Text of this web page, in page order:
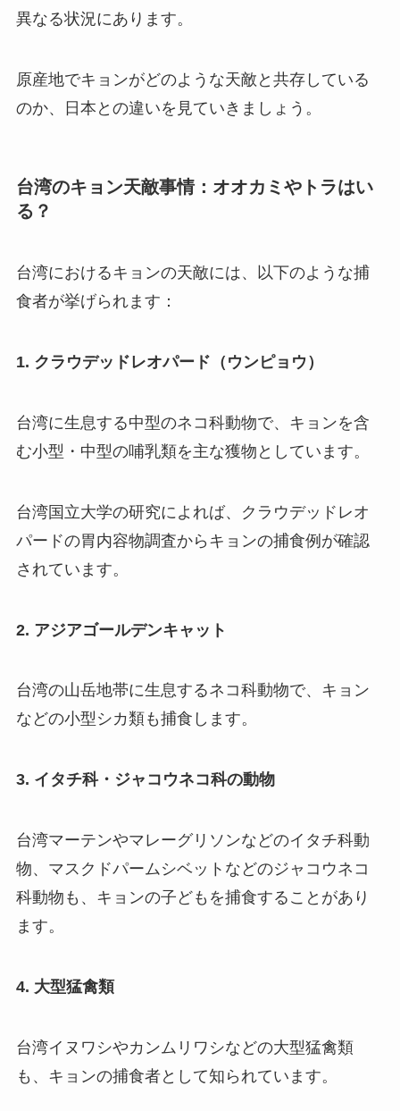
異なる状況にあります。
原産地でキョンがどのような天敵と共存している
のか、日本との違いを見ていきましょう。
台湾のキョン天敵事情：オオカミやトラはい
る？
台湾におけるキョンの天敵には、以下のような捕
食者が挙げられます：
1. クラウデッドレオパード（ウンピョウ）
台湾に生息する中型のネコ科動物で、キョンを含
む小型・中型の哺乳類を主な獲物としています。
台湾国立大学の研究によれば、クラウデッドレオ
パードの胃内容物調査からキョンの捕食例が確認
されています。
2. アジアゴールデンキャット
台湾の山岳地帯に生息するネコ科動物で、キョン
などの小型シカ類も捕食します。
3. イタチ科・ジャコウネコ科の動物
台湾マーテンやマレーグリソンなどのイタチ科動
物、マスクドパームシベットなどのジャコウネコ
科動物も、キョンの子どもを捕食することがあり
ます。
4. 大型猛禽類
台湾イヌワシやカンムリワシなどの大型猛禽類
も、キョンの捕食者として知られています。